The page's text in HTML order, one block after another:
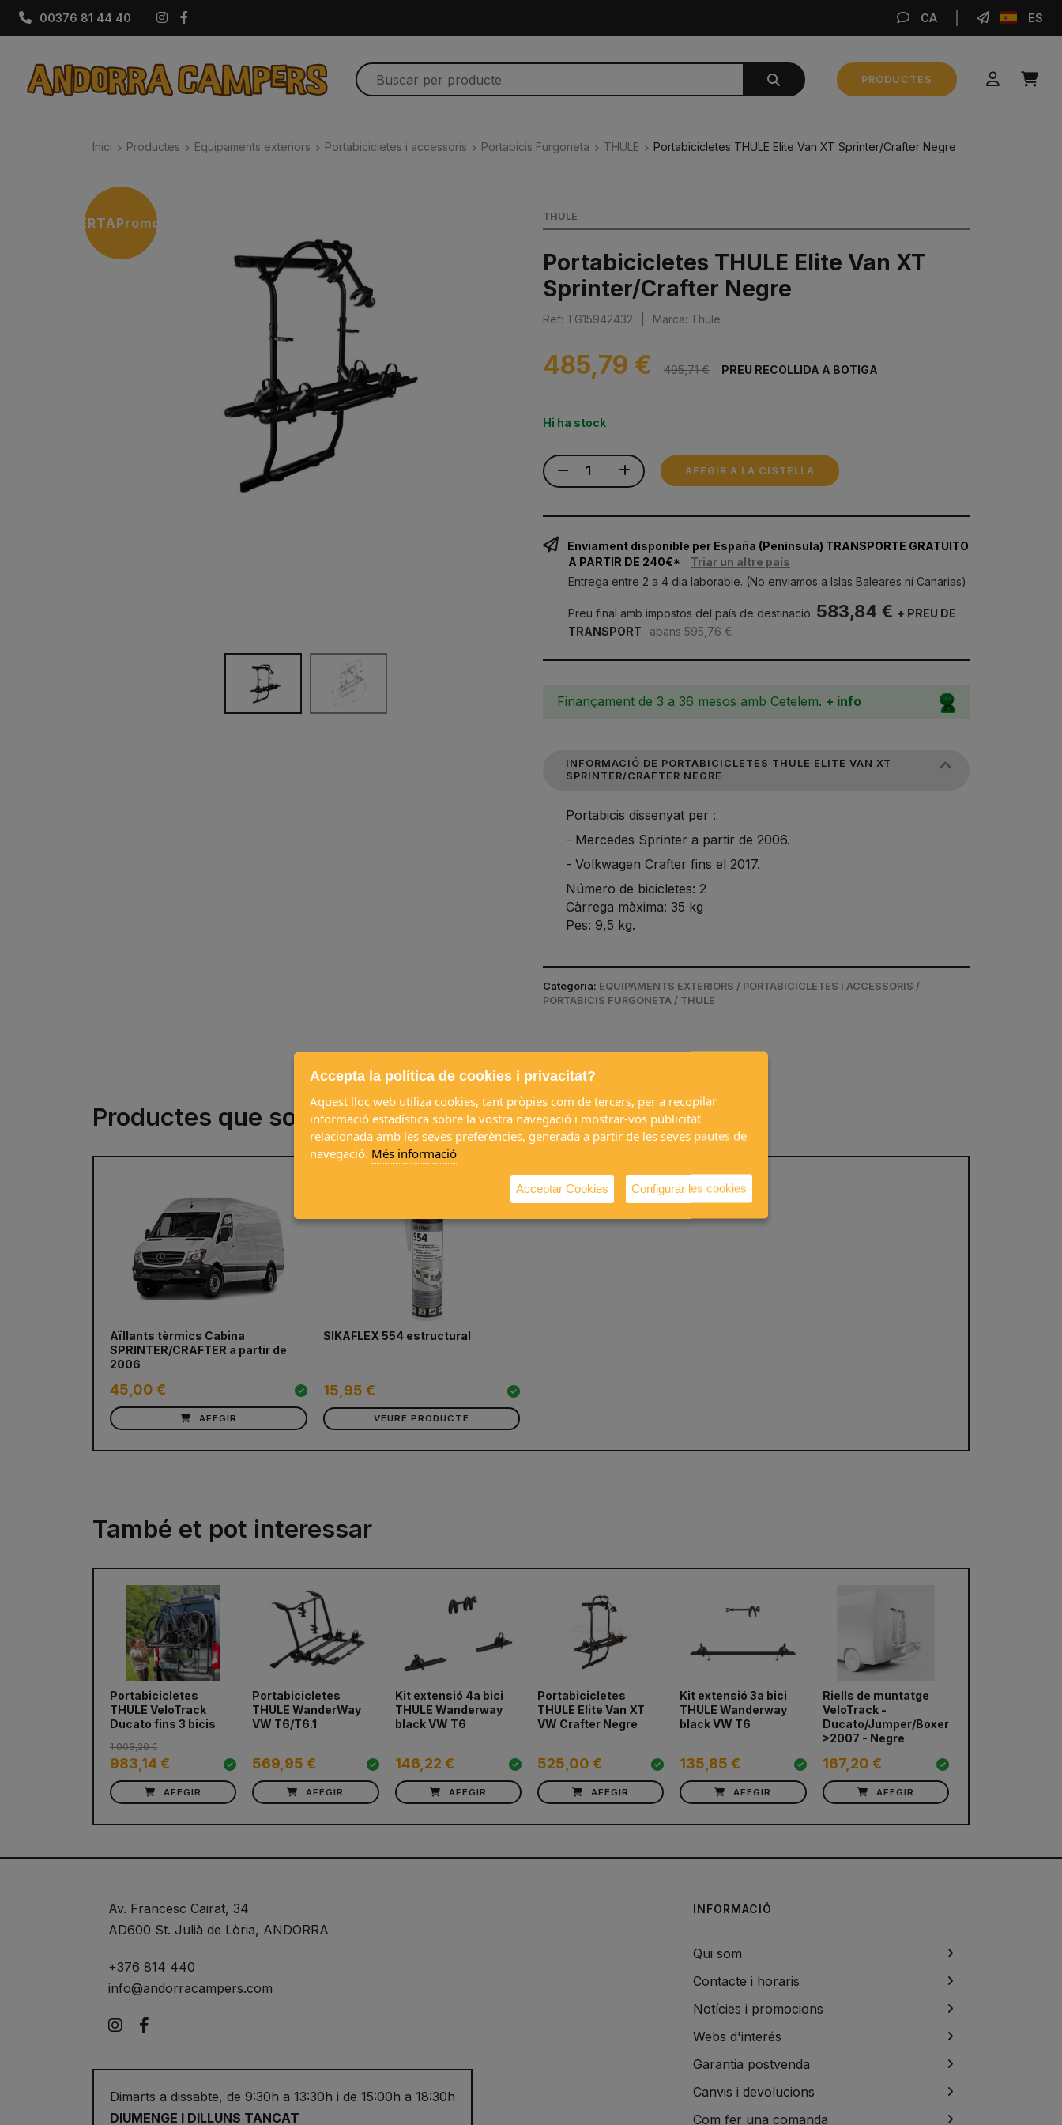
00376 81 44 40 Instagram CA ES
PRODUCTES
Inici Productes Equipaments exteriors Portabicicletes i accessoris Portabicis Furgoneta THULE Portabicicletes THULE Elite Van XT Sprinter/Crafter Negre
OFERTAPromoció THULE
Portabicicletes THULE Elite Van XT
Sprinter/Crafter Negre
Ref: TG15942432 Marca: Thule
485,79 € 495,71 € PREU RECOLLIDA A BOTIGA
Hi ha stock
AFEGIR A LA CISTELLA
Enviament disponible per España (Península) TRANSPORTE GRATUITO
A PARTIR DE 240€*
Triar un altre país
Entrega entre 2 a 4 dia laborable. (No enviamos a Islas Baleares ni Canarias)
Preu final amb impostos del país de destinació: 583,84 € + PREU DE
TRANSPORT
abans 595,76 €
Finançament de 3 a 36 mesos amb Cetelem. + info
INFORMACIÓ DE PORTABICICLETES THULE ELITE VAN XT
SPRINTER/CRAFTER NEGRE
Portabicis dissenyat per :
- Mercedes Sprinter a partir de 2006.
- Volkwagen Crafter fins el 2017.
Número de bicicletes: 2
Càrrega màxima: 35 kg
Pes: 9,5 kg.
Categoria: EQUIPAMENTS EXTERIORS / PORTABICICLETES I ACCESSORIS /
PORTABICIS FURGONETA / THULE
Productes que sovint es compren junts
Aïllants tèrmics Cabina
SPRINTER/CRAFTER a partir de
2006
45,00 €
AFEGIR
SIKAFLEX 554 estructural
15,95 €
VEURE PRODUCTE
També et pot interessar
Portabicicletes
THULE VeloTrack
Ducato fins 3 bicis
983,14 €
1.003,20 €
AFEGIR
Portabicicletes
THULE WanderWay
VW T6/T6.1
569,95 €
AFEGIR
Kit extensió 4a bici
THULE Wanderway
black VW T6
146,22 €
AFEGIR
Portabicicletes
THULE Elite Van XT
VW Crafter Negre
525,00 €
AFEGIR
Kit extensió 3a bici
THULE Wanderway
black VW T6
135,85 €
AFEGIR
Riells de muntatge
VeloTrack -
Ducato/Jumper/Boxer
>2007 - Negre
167,20 €
AFEGIR
Av. Francesc Cairat, 34
AD600 St. Julià de Lòria, ANDORRA
+376 814 440
info@andorracampers.com
Instagram
Dimarts a dissabte, de 9:30h a 13:30h i de 15:00h a 18:30h
DIUMENGE I DILLUNS TANCAT
INFORMACIÓ
Qui som
Contacte i horaris
Notícies i promocions
Webs d'interés
Garantia postvenda
Canvis i devolucions
Com fer una comanda
Accepta la política de cookies i privacitat?
Aquest lloc web utiliza cookies, tant pròpies com de tercers, per a recopilar
informació estadística sobre la vostra navegació i mostrar-vos publicitat
relacionada amb les seves preferències, generada a partir de les seves pautes de
navegació. Més informació
Acceptar Cookies Configurar les cookies